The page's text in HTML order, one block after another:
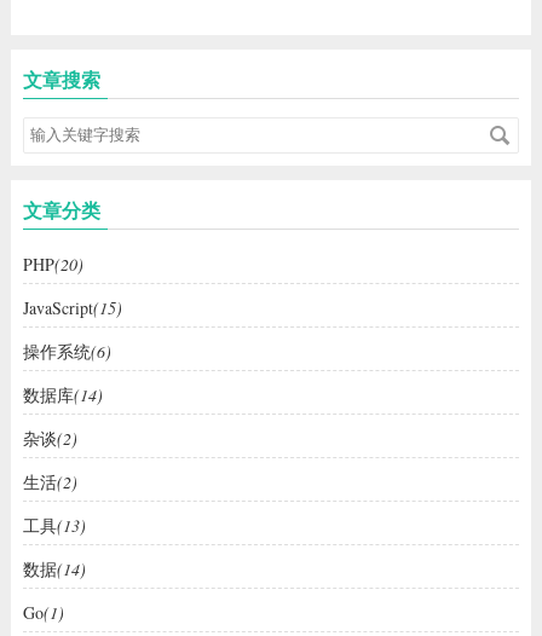
文章搜索
文章分类
PHP(20)
JavaScript(15)
操作系统(6)
数据库(14)
杂谈(2)
生活(2)
工具(13)
数据(14)
Go(1)